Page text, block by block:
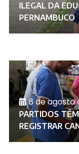
ILEGAL DA
PERNAMBUCO
8 de agosto
PARTIDOS
REGISTRAR